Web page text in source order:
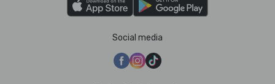
Social media